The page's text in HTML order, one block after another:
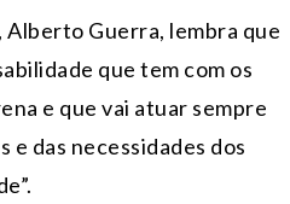
Guerra, lembra que
que tem com os
e que vai atuar sempre
e das necessidades dos